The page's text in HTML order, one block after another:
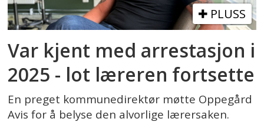
PLUSS
Var kjent med arrestasjon i
2025 - lot læreren fortsette
En preget kommunedirektør møtte Oppegård
Avis for å belyse den alvorlige lærersaken.